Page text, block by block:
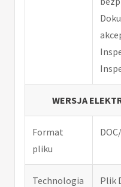
WERSJA
Format
pliku
Technologia
Plik